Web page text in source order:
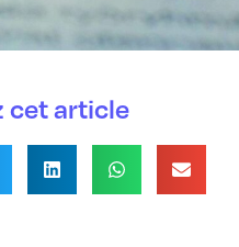
cet article